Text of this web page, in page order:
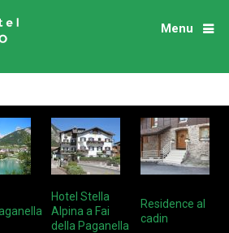
Menu
Hotel Stella
Alpina a Fai
della Paganella
Residence al
cadin